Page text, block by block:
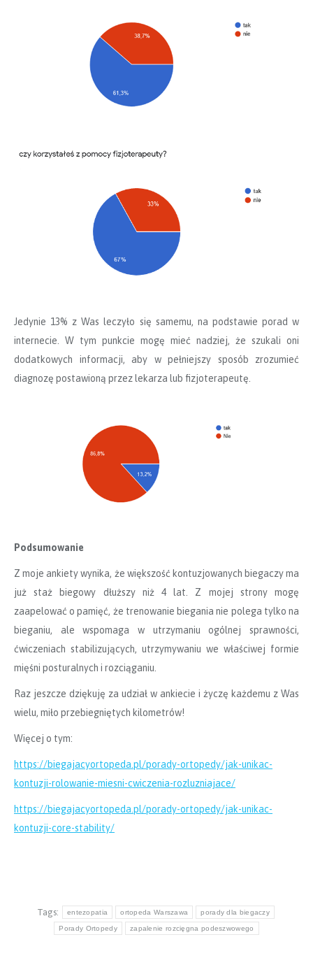
Jedynie 13% z Was leczyło się samemu, na podstawie porad w
internecie. W tym punkcie mogę mieć nadziej, że szukali oni
dodatkowych informacji, aby w pełniejszy sposób zrozumieć
diagnozę postawioną przez lekarza lub fizjoterapeutę.
Podsumowanie
Z moje ankiety wynika, że większość kontuzjowanych biegaczy ma
już staż biegowy dłuższy niż 4 lat. Z mojej strony mogę
zaapelować o pamięć, że trenowanie biegania nie polega tylko na
bieganiu, ale wspomaga w utrzymaniu ogólnej sprawności,
ćwiczeniach stabilizujących, utrzymywaniu we właściwej formie
mięśni posturalnych i rozciąganiu.
Raz jeszcze dziękuję za udział w ankiecie i życzę każdemu z Was
wielu, miło przebiegniętych kilometrów!
Więcej o tym:
https://biegajacyortopeda.pl/porady-ortopedy/jak-unikac-
kontuzji-rolowanie-miesni-cwiczenia-rozluzniajace/
https://biegajacyortopeda.pl/porady-ortopedy/jak-unikac-
kontuzji-core-stability/
Tags: entezopatia ortopeda Warszawa porady dla biegaczy
Porady Ortopedy zapalenie rozcięgna podeszwowego